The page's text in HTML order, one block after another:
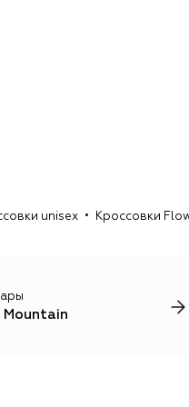
unisex Кроссовки
Mountain